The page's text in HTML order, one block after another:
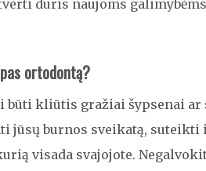
duris naujoms
ortodontą?
būti kliūtis gražiai šypsenai
jūsų burnos sveikatą,
visada svajojote.